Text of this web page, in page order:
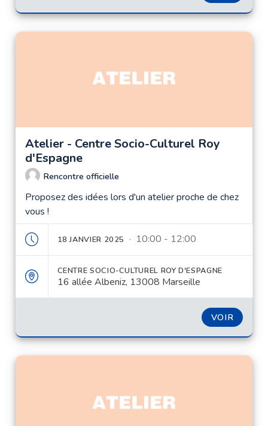
Atelier - Centre Socio-Culturel Roy
d'Espagne
Rencontre officielle
Proposez des idées lors d'un atelier proche de chez
vous !
18 JANVIER 2025 · 10:00 - 12:00
CENTRE SOCIO-CULTUREL ROY D'ESPAGNE
16 allée Albeniz, 13008 Marseille
VOIR